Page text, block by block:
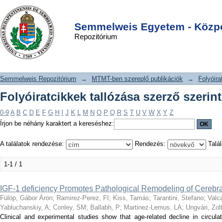
Semmelweis Egyetem -
Repozitórium
Folyóiratcikkek tallózása szerző
szerint "Yabluchanskiy, A"
DSpace/Manakin Repository
Semmelweis Repozitórium → MTMT-ben szereplő publikációk →
Folyóiratcikkek tallózása szerző
0-9 A B C D E F G H J K L M N O P Q R S T U V W X Y Z
Írjon be néhány karaktert a kereséshez:
A találatok rendezése: Rendezés:
1-1 / 1
IGF-1 deficiency Promotes Pathological Remodeling of
Fülöp, Gábor Áron; Ramirez-Perez, FI ; Kiss, Tamás; Tarantini, Stefano;
Yabluchanskiy, A; Conley, SM ; Ballabh, P; Martinez-Lemus, LA; Ungvári,
Clinical and experimental studies show that age-related decline in